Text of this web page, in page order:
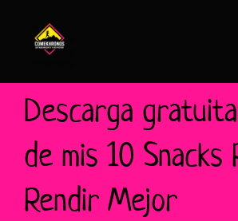
contenido
Descarga
de mis 10 Snacks
Rendir Mejor